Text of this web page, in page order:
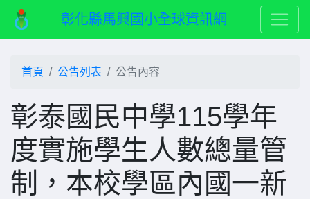
彰化縣馬興國小全球資訊網
首頁 公告列表 公告內容
彰泰國民中學115學年
度實施學生人數總量管
制，本校學區內國一新